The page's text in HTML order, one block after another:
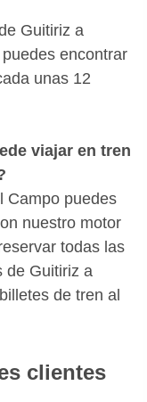
Guitiriz a
encontrar
unas 12
viajar en tren
Campo puedes
nuestro motor
todas las
de Guitiriz a
de tren al
clientes